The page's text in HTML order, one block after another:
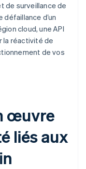
de surveillance de
défaillance d’un
cloud, une API
la réactivité de
de vos
œuvre
liés aux